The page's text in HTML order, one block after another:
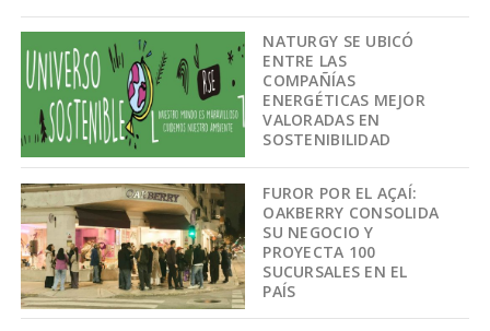
NATURGY SE UBICÓ
ENTRE LAS
COMPAÑÍAS
ENERGÉTICAS MEJOR
VALORADAS EN
SOSTENIBILIDAD
FUROR POR EL AÇAÍ:
OAKBERRY CONSOLIDA
SU NEGOCIO Y
PROYECTA 100
SUCURSALES EN EL
PAÍS